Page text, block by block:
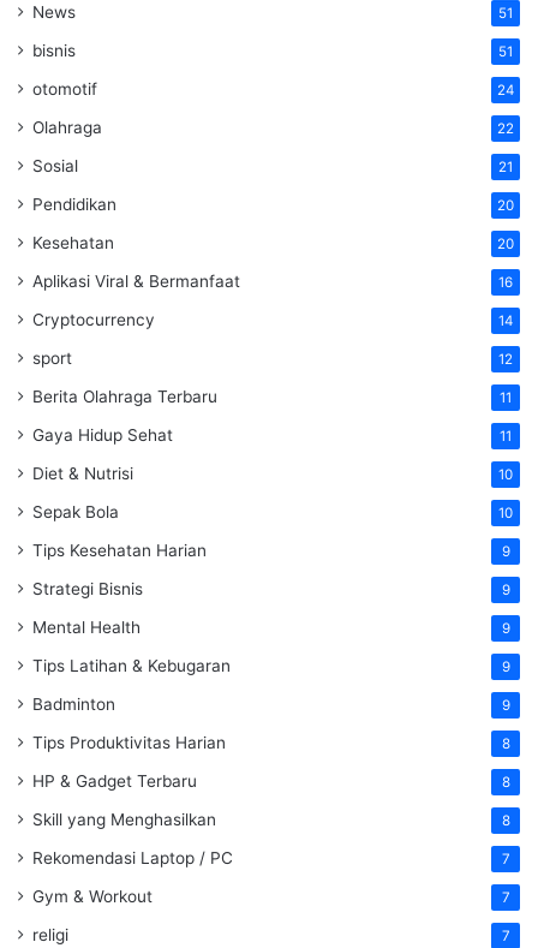
News 51
bisnis 51
otomotif 24
Olahraga 22
Sosial 21
Pendidikan 20
Kesehatan 20
Aplikasi Viral & Bermanfaat 16
Cryptocurrency 14
sport 12
Berita Olahraga Terbaru 11
Gaya Hidup Sehat 11
Diet & Nutrisi 10
Sepak Bola 10
Tips Kesehatan Harian 9
Strategi Bisnis 9
Mental Health 9
Tips Latihan & Kebugaran 9
Badminton 9
Tips Produktivitas Harian 8
HP & Gadget Terbaru 8
Skill yang Menghasilkan 8
Rekomendasi Laptop / PC 7
Gym & Workout 7
religi 7